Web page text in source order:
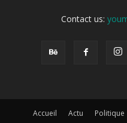
Contact us:
Accueil Actu Politique